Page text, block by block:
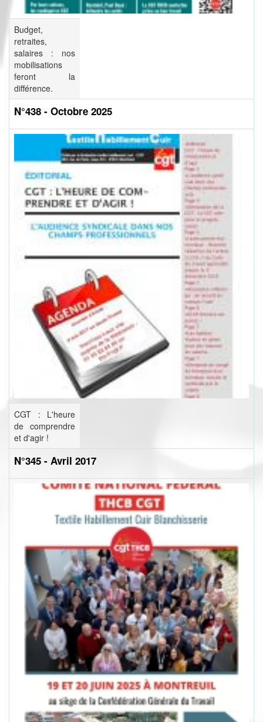
Budget,
retraites,
salaires : nos
mobilisations
feront la
différence.
N°438 - Octobre 2025
CGT : L'heure
de comprendre
et d'agir !
N°345 - Avril 2017